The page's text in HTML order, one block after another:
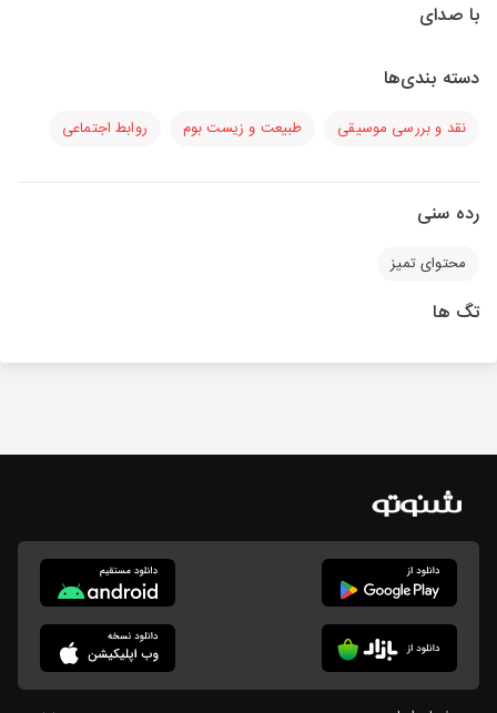
با صدای
دسته بندی‌ها
نقد و بررسی موسیقی طبیعت و زیست بوم روابط اجتماعی
رده سنی
محتوای تمیز
تگ ها